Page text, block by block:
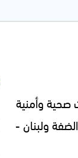
صحية وأمنية
ولبنان -